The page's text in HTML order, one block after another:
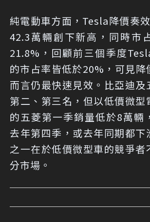
純電動車方面，Tesla降價奏
42.3萬輛創下新高，同時市
21.8%，回顧前三個季度
的市占率皆低於20%，可見降
而言仍最快速見效。比亞迪及
第二、第三名，但以低價微型
的五菱第一季銷量低於8萬輛
去年第四季，或去年同期都下
之一在於低價微型車的競爭者
分市場。